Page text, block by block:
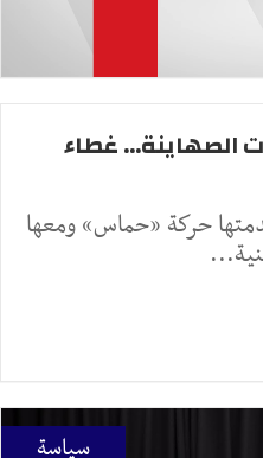
الصهاينة... غطاء
حركة «حماس» ومعها
سياسة